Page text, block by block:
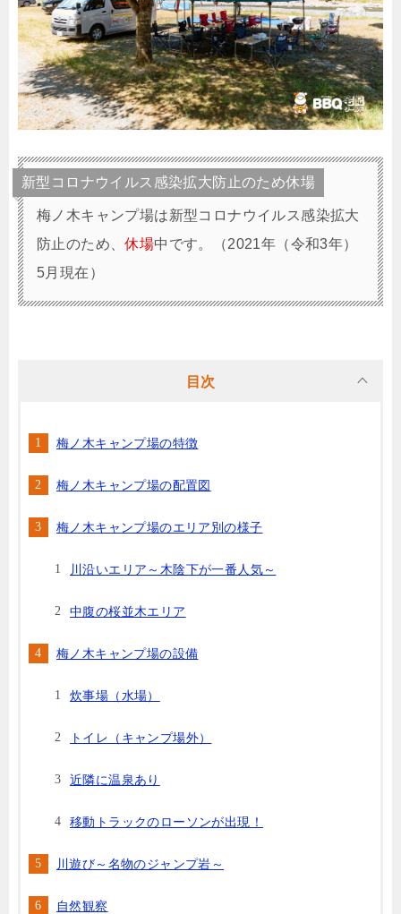
新型コロナウイルス感染拡大防止のため休場
梅ノ木キャンプ場は新型コロナウイルス感染拡大
防止のため、休場中です。（2021年（令和3年）
5月現在）
目次
梅ノ木キャンプ場の特徴
梅ノ木キャンプ場の配置図
梅ノ木キャンプ場のエリア別の様子
川沿いエリア～木陰下が一番人気～
中腹の桜並木エリア
梅ノ木キャンプ場の設備
炊事場（水場）
トイレ（キャンプ場外）
近隣に温泉あり
移動トラックのローソンが出現！
川遊び～名物のジャンプ岩～
自然観察